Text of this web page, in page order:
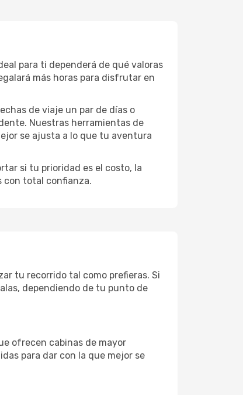
para ti dependerá de qué valoras
más horas para disfrutar en
de viaje un par de días o
Nuestras herramientas de
se ajusta a lo que tu aventura
si tu prioridad es el costo, la
con total confianza.
tu recorrido tal como prefieras. Si
dependiendo de tu punto de
ofrecen cabinas de mayor
para dar con la que mejor se